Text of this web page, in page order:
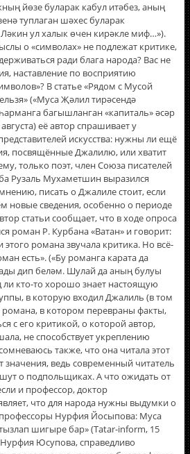
йөзе буларак кабул итәбез, аның
туплаган шәхес буларак
ул халык өчен кирәкле миф…»).
о «символах» не подлежат критике,
ради блага народа? Вас не
наставление по восприятию
В статье «Рядом с Мусой
(«Муса Җәлил тирәсендә
багышланган «капиталь» әсәр
еë автор спрашивает у
искусства: нужны ли ещё
посвящённые Джалилю, или хватит
только поэт, член Союза писателей
Рузаль Мухаметшин выразился
писать о Джалиле стоит, если
новые сведения, особенно о периоде
статьи сообщает, что в ходе опроса
роман Р. Курбана «Ватан» и говорит:
этого романа звучала критика. Но всё-
есть». («Бу романга карата да
дип беләм. Шулай да аның булуы
ли кто-то хорошо знает настоящую
в которую входил Джалиль (в том
романа, в котором перевраны факты,
с его критикой, о которой автор,
не способствует укреплению
также, что она читала этот
значения, ведь современный читатель
о подпольщиках. А что ожидать от
и профессор, доктор
что для народа нужны выдумки о
Нурфия Йосыпова: Муса
шигыре бар» (Tatar-inform, 15
Юсупова, справедливо